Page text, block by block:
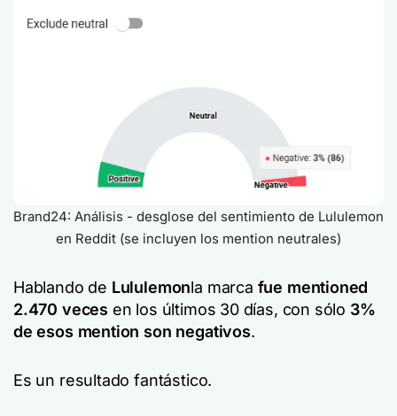
Brand24: Análisis - desglose del sentimiento de Lululemon
en Reddit (se incluyen los mention neutrales)
Hablando de Lululemonla marca fue mentioned
2.470 veces en los últimos 30 días, con sólo 3%
de esos mention son negativos.
Es un resultado fantástico.